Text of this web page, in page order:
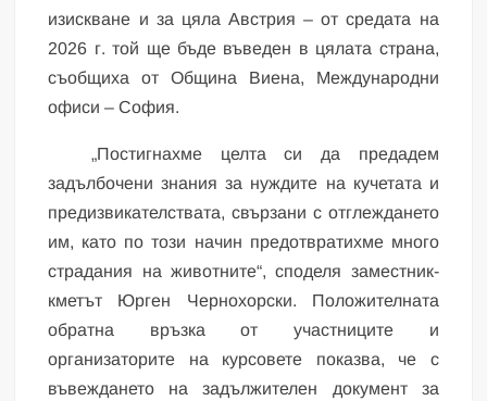
изискване и за цяла Австрия – от средата на
2026 г. той ще бъде въведен в цялата страна,
съобщиха от Община Виена, Международни
офиси – София.
„Постигнахме целта си да предадем
задълбочени знания за нуждите на кучетата и
предизвикателствата, свързани с отглеждането
им, като по този начин предотвратихме много
страдания на животните“, споделя заместник-
кметът Юрген Чернохорски. Положителната
обратна връзка от участниците и
организаторите на курсовете показва, че с
въвеждането на задължителен документ за